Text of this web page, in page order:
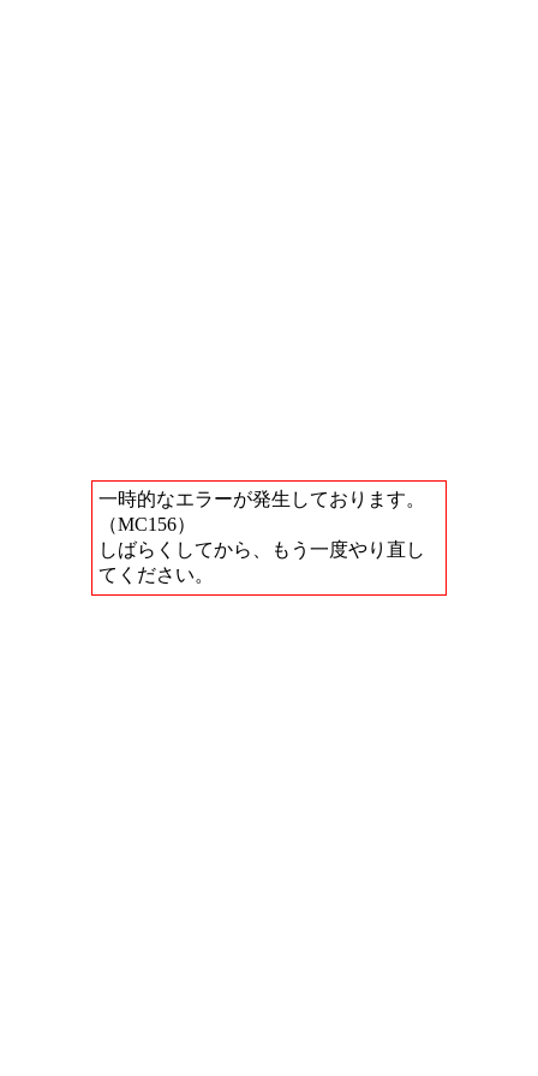
一時的なエラーが発生しております。
（MC156）
しばらくしてから、もう一度やり直し
てください。